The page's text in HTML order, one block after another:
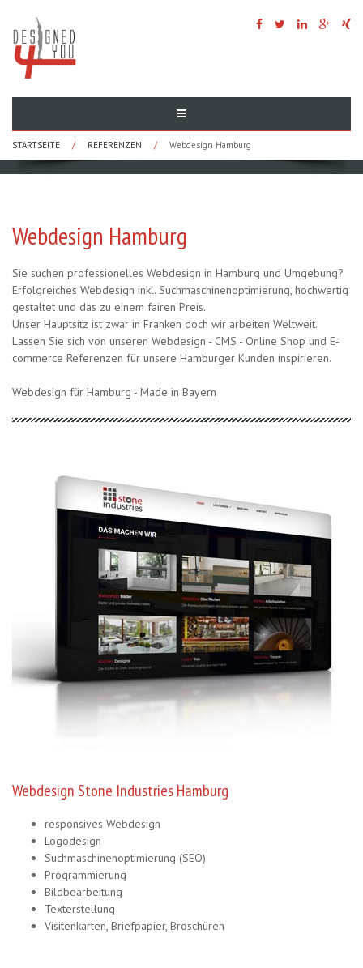
STARTSEITE / REFERENZEN / Webdesign Hamburg
Webdesign Hamburg
Sie suchen professionelles Webdesign in Hamburg und Umgebung?
Erfolgreiches Webdesign inkl. Suchmaschinenoptimierung, hochwertig
gestaltet und das zu einem fairen Preis.
Unser Hauptsitz ist zwar in Franken doch wir arbeiten Weltweit.
Lassen Sie sich von unseren Webdesign - CMS - Online Shop und E-
commerce Referenzen für unsere Hamburger Kunden inspirieren.
Webdesign für Hamburg - Made in Bayern
Webdesign Stone Industries Hamburg
responsives Webdesign
Logodesign
Suchmaschinenoptimierung (SEO)
Programmierung
Bildbearbeitung
Texterstellung
Visitenkarten, Briefpapier, Broschüren